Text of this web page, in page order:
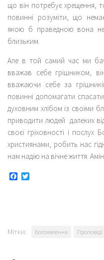
що він потребує хрещення,
повинні розуміти, що
якою б праведною вона не
близьким.
Але в той самий час ми
вважав себе грішником,
вважаючи себе за
повинні допомагати
духовним хлібом із своїми
приводити людей далеких
своєї гріховності і послух
християнами, робить нас
нам надію на вічне життя.
Facebook
Мітки: Богоявлення Проповіді